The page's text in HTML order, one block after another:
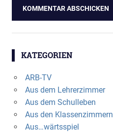
KATEGORIEN
ARB-TV
Aus dem Lehrerzimmer
Aus dem Schulleben
Aus den Klassenzimmern
Aus…wärtsspiel